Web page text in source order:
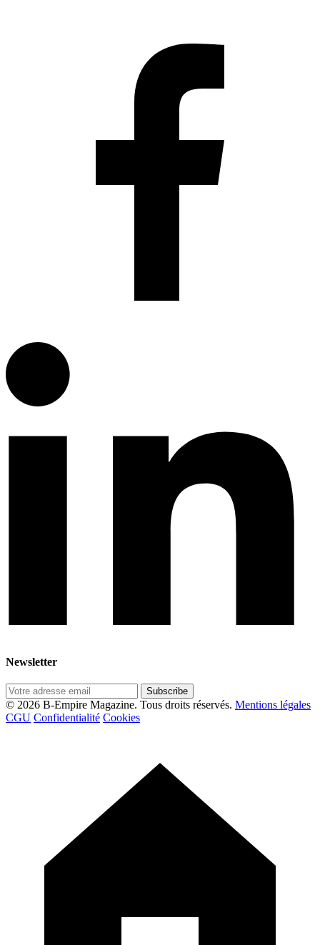
Newsletter
Subscribe
© 2026 B-Empire Magazine. Tous droits réservés. Mentions légales
CGU Confidentialité Cookies